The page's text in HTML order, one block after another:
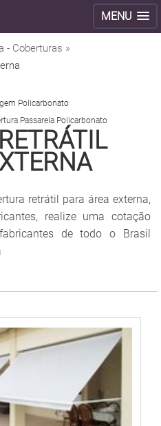
MENU
- Coberturas »
Policarbonato
Passarela Policarbonato
retrátil para área externa,
realize uma cotação
de todo o Brasil